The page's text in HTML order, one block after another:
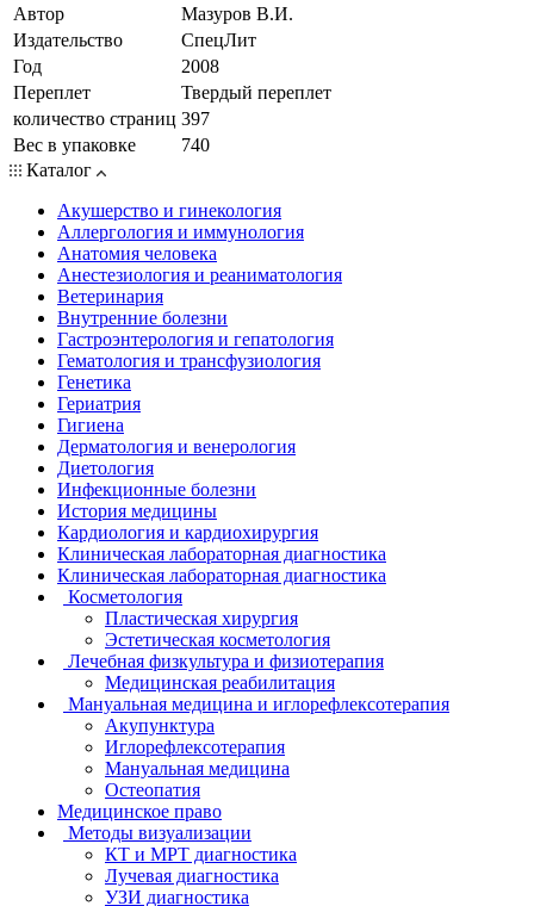
Автор
Мазуров В.И.
Издательство
СпецЛит
Год
2008
Переплет
Твердый переплет
количество страниц 397
Вес в упаковке
740
Каталог
Акушерство и гинекология
Аллергология и иммунология
Анатомия человека
Анестезиология и реаниматология
Ветеринария
Внутренние болезни
Гастроэнтерология и гепатология
Гематология и трансфузиология
Генетика
Гериатрия
Гигиена
Дерматология и венерология
Диетология
Инфекционные болезни
История медицины
Кардиология и кардиохирургия
Клиническая лабораторная диагностика
Клиническая лабораторная диагностика
Косметология
Пластическая хирургия
Эстетическая косметология
Лечебная физкультура и физиотерапия
Медицинская реабилитация
Мануальная медицина и иглорефлексотерапия
Акупунктура
Иглорефлексотерапия
Мануальная медицина
Остеопатия
Медицинское право
Методы визуализации
КТ и МРТ диагностика
Лучевая диагностика
УЗИ диагностика